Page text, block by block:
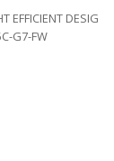
EFFICIENT DESIG
G7-FW